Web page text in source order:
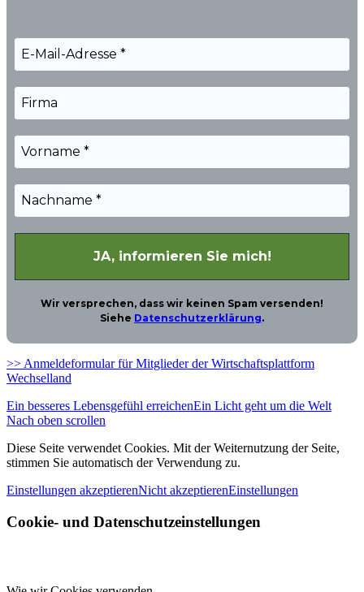
Wir versprechen, dass wir keinen Spam versenden!
Siehe Datenschutzerklärung.
>> Anmeldeformular für Mitglieder der Wirtschaftsplattform
Wechselland
Ein besseres Lebensgefühl erreichenEin Licht geht um die Welt
Nach oben scrollen
Diese Seite verwendet Cookies. Mit der Weiternutzung der Seite,
stimmen Sie automatisch der Verwendung zu.
Einstellungen akzeptierenNicht akzeptierenEinstellungen
Cookie- und Datenschutzeinstellungen